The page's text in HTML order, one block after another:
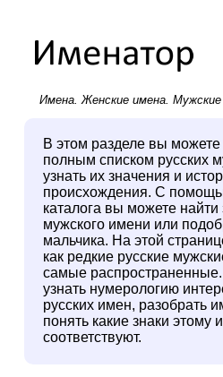
Имена.Женские имена.
В этом разделе вы можете
полным списком русских
узнать их значения и
происхождения. С
каталога вы можете найти
мужского имени или
мальчика. На этой
как редкие русские
самые
узнать нумерологию
русских имен, разобрать
понять какие знаки этому
соответствуют.